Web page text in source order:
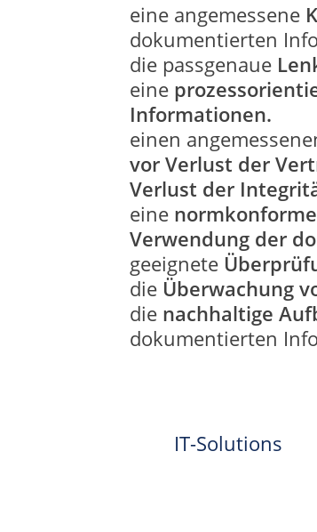
eine angemessene
dokumentierten
die passgenaue
eine
Informationen.
einen
vor Verlust der
Verlust der
eine
Verwendung der
geeignete
dieÜberwachung
dienachhaltige
dokumentierten
IT-Solutions